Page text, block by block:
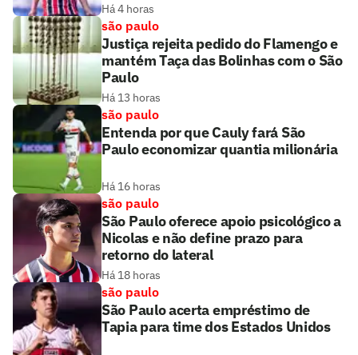
Há 4 horas
são paulo
Justiça rejeita pedido do Flamengo e
mantém Taça das Bolinhas com o São
Paulo
Há 13 horas
são paulo
Entenda por que Cauly fará São
Paulo economizar quantia milionária
Há 16 horas
são paulo
São Paulo oferece apoio psicológico a
Nicolas e não define prazo para
retorno do lateral
Há 18 horas
são paulo
São Paulo acerta empréstimo de
Tapia para time dos Estados Unidos